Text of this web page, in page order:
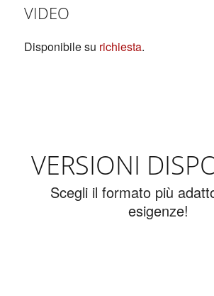
VIDEO
Disponibile su richiesta.
VERSIONI
Scegli il formato più
esigenze!